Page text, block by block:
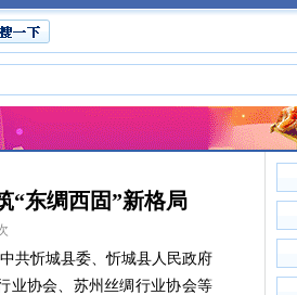
“东绸西固”新格局
共忻城县委、忻城县人民政府
业协会、苏州丝绸行业协会等